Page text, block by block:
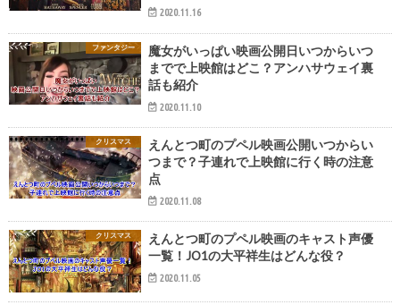
2020.11.16
ファンタジー
魔女がいっぱい映画公開日いつからいつ
までで上映館はどこ？アンハサウェイ裏
話も紹介
2020.11.10
クリスマス
えんとつ町のプペル映画公開いつからい
つまで？子連れで上映館に行く時の注意
点
2020.11.08
クリスマス
えんとつ町のプペル映画のキャスト声優
一覧！JO1の大平祥生はどんな役？
2020.11.05